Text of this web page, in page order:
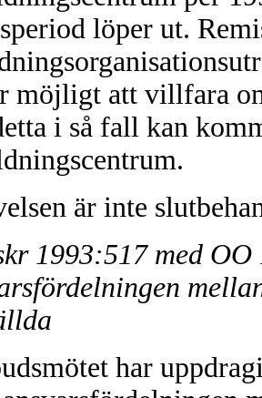
löper ut.
möjligt att villfara
i så fall kan
är inte
1993:517 med
har